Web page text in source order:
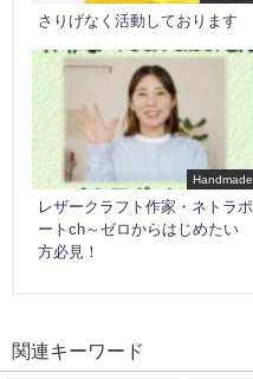
さりげなく活動しております
Handmade
レザークラフト作家・ネトラポ
ートch～ゼロからはじめたい
方必見！
関連キーワード